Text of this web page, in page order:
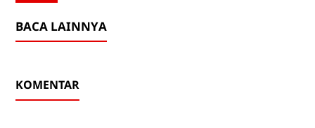
BACA LAINNYA
KOMENTAR